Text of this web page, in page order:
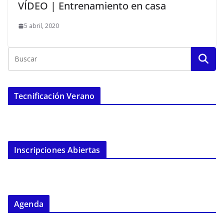
VÍDEO | Entrenamiento en casa
5 abril, 2020
Tecnificación Verano
Inscripciones Abiertas
Agenda